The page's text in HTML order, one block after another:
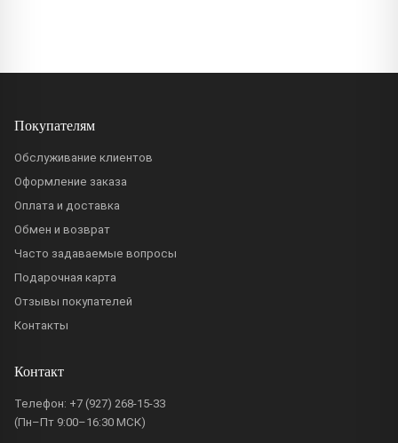
Покупателям
Обслуживание клиентов
Оформление заказа
Оплата и доставка
Обмен и возврат
Часто задаваемые вопросы
Подарочная карта
Отзывы покупателей
Контакты
Контакт
Телефон: +7 (927) 268-15-33
(Пн–Пт 9:00–16:30 МСК)